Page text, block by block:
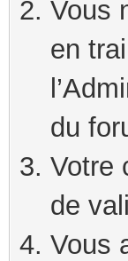
Vous
en
du
Votre
de
Vous